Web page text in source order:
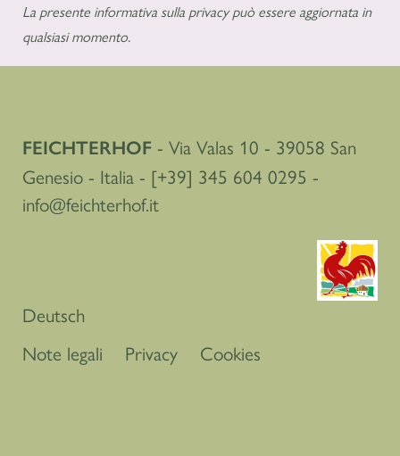
La presente informativa sulla privacy può essere aggiornata in
qualsiasi momento.
FEICHTERHOF - Via Valas 10 - 39058 San
Genesio - Italia - [+39] 345 604 0295 -
info@feichterhof.it
Deutsch
Note legali
Privacy Cookies